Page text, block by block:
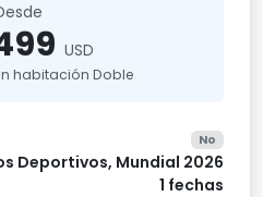
USD
habitación Doble
No
Deportivos, Mundial 2026
1 fechas